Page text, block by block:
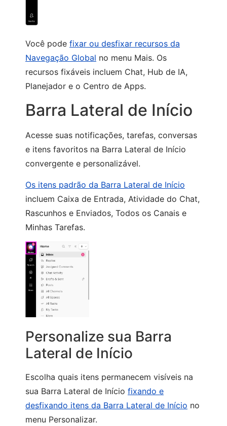
Você pode fixar ou desfixar recursos da
Navegação Global no menu Mais. Os
recursos fixáveis incluem Chat, Hub de IA,
Planejador e o Centro de Apps.
Barra Lateral de Início
Acesse suas notificações, tarefas, conversas
e itens favoritos na Barra Lateral de Início
convergente e personalizável.
Os itens padrão da Barra Lateral de Início
incluem Caixa de Entrada, Atividade do Chat,
Rascunhos e Enviados, Todos os Canais e
Minhas Tarefas.
Personalize sua Barra
Lateral de Início
Escolha quais itens permanecem visíveis na
sua Barra Lateral de Início fixando e
desfixando itens da Barra Lateral de Início no
menu Personalizar.